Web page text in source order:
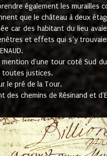
également les murailles
que le château à deux
car des habitant du lieu
et effets qui s’y
d'une tour coté Sud
toutes justices.
le pré de la Tour.
des chemins de Résinand et